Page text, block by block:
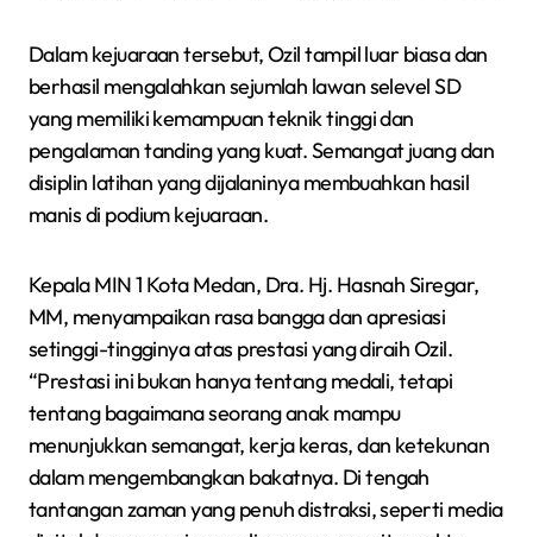
Dalam kejuaraan tersebut, Ozil tampil luar biasa dan
berhasil mengalahkan sejumlah lawan selevel SD
yang memiliki kemampuan teknik tinggi dan
pengalaman tanding yang kuat. Semangat juang dan
disiplin latihan yang dijalaninya membuahkan hasil
manis di podium kejuaraan.
Kepala MIN 1 Kota Medan, Dra. Hj. Hasnah Siregar,
MM, menyampaikan rasa bangga dan apresiasi
setinggi-tingginya atas prestasi yang diraih Ozil.
“Prestasi ini bukan hanya tentang medali, tetapi
tentang bagaimana seorang anak mampu
menunjukkan semangat, kerja keras, dan ketekunan
dalam mengembangkan bakatnya. Di tengah
tantangan zaman yang penuh distraksi, seperti media